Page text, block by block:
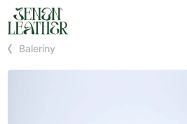
Baleríny